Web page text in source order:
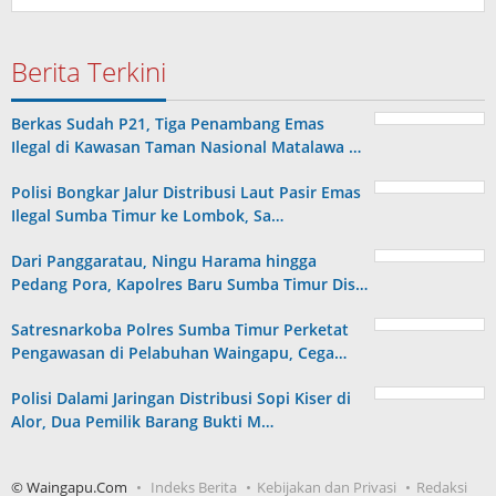
Berita Terkini
Berkas Sudah P21, Tiga Penambang Emas
Ilegal di Kawasan Taman Nasional Matalawa …
Polisi Bongkar Jalur Distribusi Laut Pasir Emas
Ilegal Sumba Timur ke Lombok, Sa…
Dari Panggaratau, Ningu Harama hingga
Pedang Pora, Kapolres Baru Sumba Timur Dis…
Satresnarkoba Polres Sumba Timur Perketat
Pengawasan di Pelabuhan Waingapu, Cega…
Polisi Dalami Jaringan Distribusi Sopi Kiser di
Alor, Dua Pemilik Barang Bukti M…
© Waingapu.Com Indeks Berita Kebijakan dan Privasi Redaksi